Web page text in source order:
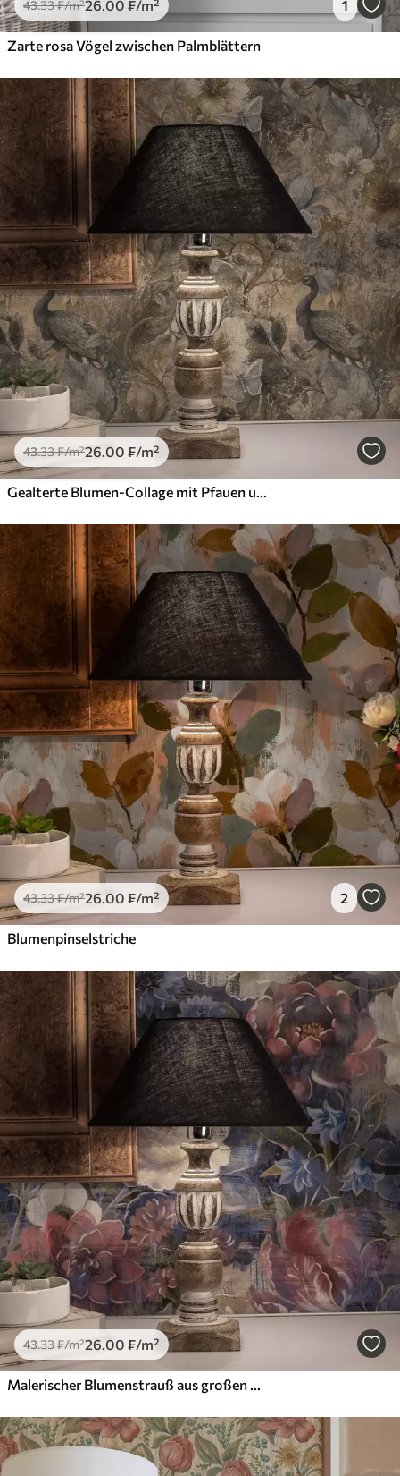
43.33₣/m²26.00 ₣/m² 1
Zarte rosa Vögel zwischen Palmblättern
43.33₣/m²26.00 ₣/m²
Gealterte Blumen-Collage mit Pfauen und Schmetterlingen
43.33₣/m²26.00 ₣/m² 2
Blumenpinselstriche
43.33₣/m²26.00 ₣/m²
Malerischer Blumenstrauß aus großen Blumen auf tief indigoblauem Hintergrund